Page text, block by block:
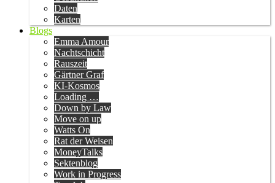
Daten
Karten
Blogs
Emma Amour
Nachtschicht
Rauszeit
Gärtner Graf
KI-Kosmos
Loading …
Down by Law
Move on up
Watts On
Rat der Weisen
MoneyTalks
Sektenblog
Work in Progress